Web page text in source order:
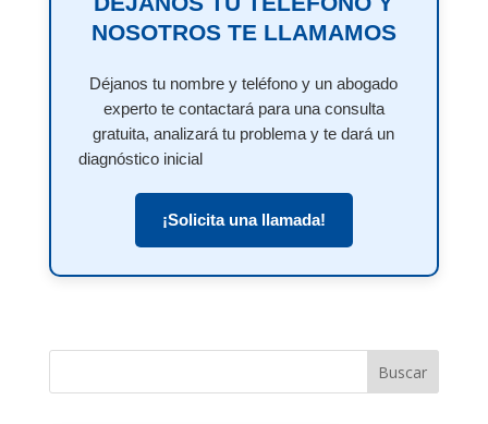
NOSOTROS TE LLAMAMOS
Déjanos tu nombre y teléfono y un abogado
experto te contactará para una consulta
gratuita, analizará tu problema y te dará un
diagnóstico inicial
¡Solicita una llamada!
Buscar